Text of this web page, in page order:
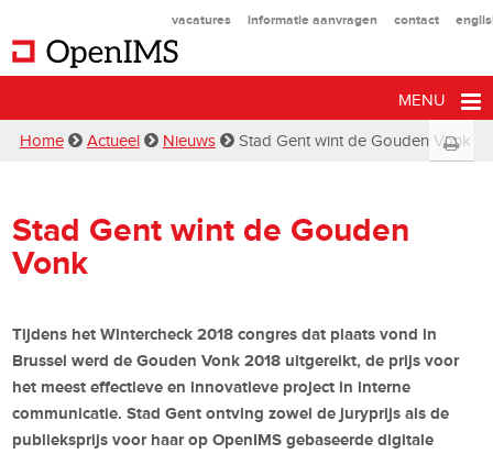
vacatures informatie aanvragen contact
MENU
Home Actueel Nieuws Stad Gent wint de Gouden Vonk
Stad Gent wint de Gouden
Vonk
Tijdens het Wintercheck 2018 congres dat plaats vond in
Brussel werd de Gouden Vonk 2018 uitgereikt, de prijs voor
het meest effectieve en innovatieve project in interne
communicatie. Stad Gent ontving zowel de juryprijs als de
publieksprijs voor haar op OpenIMS gebaseerde digitale